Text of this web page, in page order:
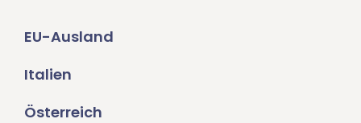
EU-Ausland
Italien
Österreich